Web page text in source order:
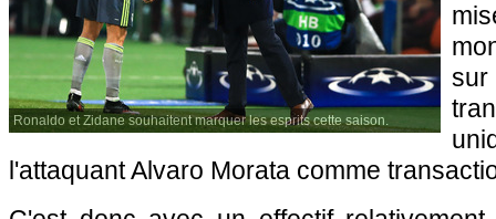
Ronaldo et Zidane souhaitent marquer les esprits cette saison.
l'attaquant Alvaro Morata comme